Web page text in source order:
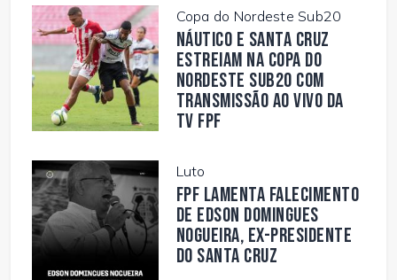
Copa do Nordeste Sub20
Náutico e Santa Cruz
estreiam na Copa do
Nordeste Sub20 com
transmissão ao vivo da
TV FPF
Luto
FPF lamenta falecimento
de Edson Domingues
Nogueira, ex-presidente
do Santa Cruz